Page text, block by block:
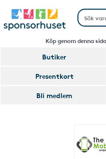
Köp genom denna
Butiker
Presentkort
Bli medlem